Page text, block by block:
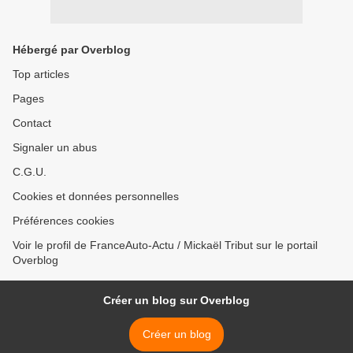
Hébergé par Overblog
Top articles
Pages
Contact
Signaler un abus
C.G.U.
Cookies et données personnelles
Préférences cookies
Voir le profil de FranceAuto-Actu / Mickaël Tribut sur le portail
Overblog
Créer un blog sur Overblog
Créer un blog